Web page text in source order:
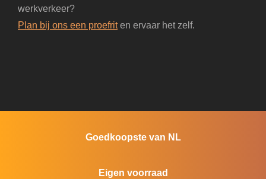
werkverkeer?
Plan bij ons een proefriten ervaar het zelf.
Goedkoopste van NL
Eigen voorraad